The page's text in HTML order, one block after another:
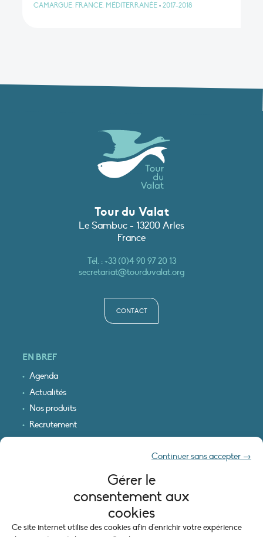
Gérer le
consentement aux
cookies
Ce site internet utilise des cookies afin d'enrichir votre expérience
Continuer sans accepter →
CAMARGUE, FRANCE, MÉDITERRANÉE • 2017-2018
Tour du Valat
Le Sambuc - 13200 Arles
France
Tél. :+33 (0)4 90 97 20 13
secretariat@tourduvalat.org
CONTACT
EN BREF
Agenda
Actualités
Nos produits
Recrutement
INFORMATIONS LÉGALES
Mentions légales
Politique de cookies (UE)